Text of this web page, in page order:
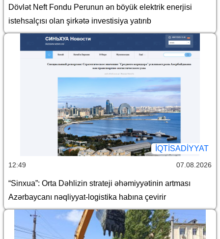
Dövlət Neft Fondu Perunun ən böyük elektrik enerjisi
istehsalçısı olan şirkətə investisiya yatırıb
İQTİSADİYYAT
12:49 07.08.2026
“Sinxua”: Orta Dəhlizin strateji əhəmiyyətinin artması
Azərbaycanı nəqliyyat-logistika habına çevirir